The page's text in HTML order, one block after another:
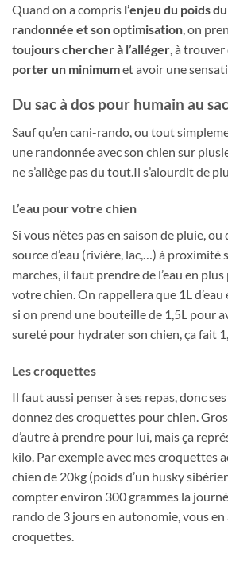
Quand on a compris l’enjeu du poids
randonnée et son optimisation , on
toujours chercher à l’alléger , à trouver
porter un minimumet avoir une
Du sac à dos pour humain au
Sauf qu’en cani-rando, ou tout
une randonnée avec son chien sur
ne s’allège pas du tout.Il s’alourdit de
L’eau pour votre chien
Si vous n’êtes pas en saison de pluie, ou
source d’eau (rivière, lac,…) à proximité
marches, il faut prendre de l’eau en
votre chien. On rappellera que 1L
si on prend une bouteille de 1,5L pour
sureté pour hydrater son chien, ça fait
Les croquettes
Il faut aussi penser à ses repas, donc
donnez des croquettes pour chien.
d’autre à prendre pour lui, mais ça
kilo. Par exemple avec mes croquettes
chien de 20kg (poids d’un husky
compter environ 300 grammes la
rando de 3 jours en autonomie, vous en
croquettes.